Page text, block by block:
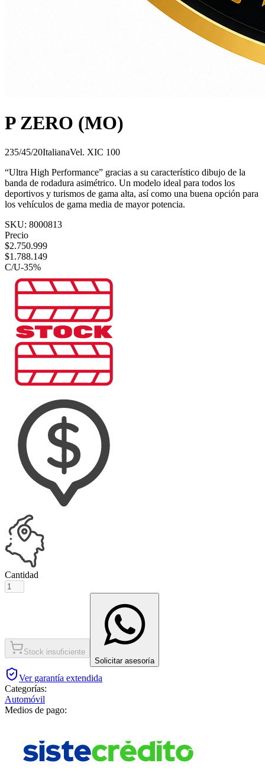
P ZERO (MO)
235/45/20ItalianaVel. XIC 100
“Ultra High Performance” gracias a su característico dibujo de la
banda de rodadura asimétrico. Un modelo ideal para todos los
deportivos y turismos de gama alta, así como una buena opción para
los vehículos de gama media de mayor potencia.
SKU: 8000813
Precio
$2.750.999
$1.788.149
C/U-35%
Cantidad
Stock insuficiente
Solicitar asesoría
Ver garantía extendida
Categorías:
Automóvil
Medios de pago: